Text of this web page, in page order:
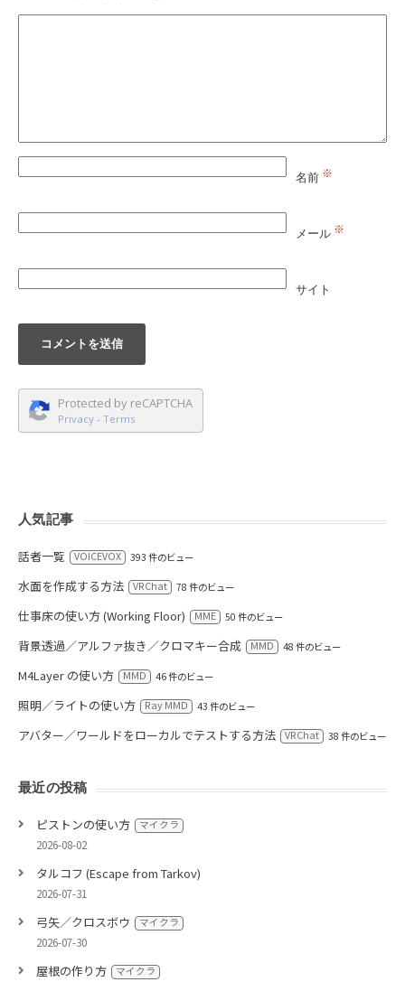
名前 ※
メール ※
サイト
Protected by reCAPTCHA
Privacy - Terms
人気記事
話者一覧 VOICEVOX 393 件のビュー
水面を作成する方法 VRChat 78 件のビュー
仕事床の使い方 (Working Floor) MME 50 件のビュー
背景透過／アルファ抜き／クロマキー合成 MMD 48 件のビュー
M4Layer の使い方 MMD 46 件のビュー
照明／ライトの使い方 Ray MMD 43 件のビュー
アバター／ワールドをローカルでテストする方法 VRChat 38 件のビュー
最近の投稿
ピストンの使い方 マイクラ
2026-08-02
タルコフ (Escape from Tarkov)
2026-07-31
弓矢／クロスボウ マイクラ
2026-07-30
屋根の作り方 マイクラ